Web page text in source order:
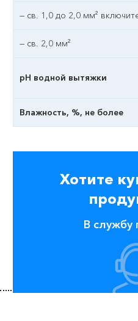
— св. 1,0 до 2,0 мм²
— св. 2,0 мм²
pН водной вытяжки
Влажность, %, не более
Хотите
В службу